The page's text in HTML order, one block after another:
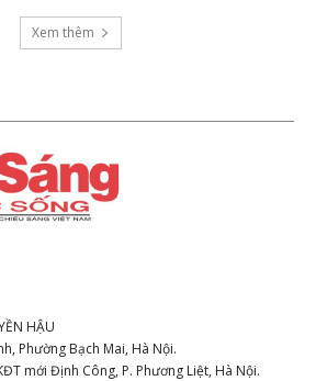
Xem thêm
HẬU
Phường Bạch Mai, Hà Nội.
mới Định Công, P. Phương Liệt, Hà Nội.